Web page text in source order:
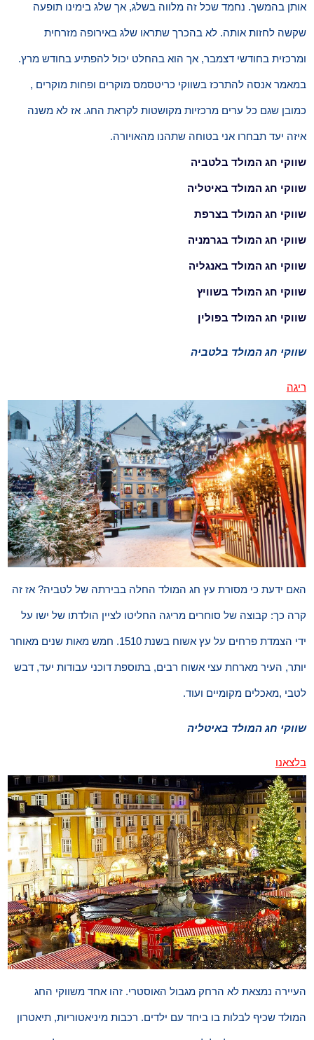
אותן בהמשך. נחמד שכל זה מלווה בשלג, אך שלג בימינו תופעה
שקשה לחזות אותה. לא בהכרך שתראו שלג באירופה מזרחית
ומרכזית בחודשי דצמבר, אך הוא בהחלט יכול להפתיע בחודש מרץ.
במאמר אנסה להתרכז בשווקי כריטסמס מוקרים ופחות מוקרים ,
כמובן שגם כל ערים מרכזיות מקושטות לקראת החג. אז לא משנה
איזה יעד תבחרו אני בטוחה שתהנו מהאויורה.
שווקי חג המולד בלטביה
שווקי חג המולד באיטליה
שווקי חג המולד בצרפת
שווקי חג המולד בגרמניה
שווקי חג המולד באנגליה
שווקי חג המולד בשוויץ
שווקי חג המולד בפולין
שווקי חג המולד בלטביה
ריגה
האם ידעת כי מסורת עץ חג המולד החלה בבירתה של לטביה? אז זה
קרה כך: קבוצה של סוחרים מריגה החליטו לציין הולדתו של ישו על
ידי הצמדת פרחים על עץ אשוח בשנת 1510. חמש מאות שנים מאוחר
יותר, העיר מארחת עצי אשוח רבים, בתוספת דוכני עבודות יעד, דבש
לטבי ,מאכלים מקומיים ועוד.
שווקי חג המולד באיטליה
בלצאנו
העיירה נמצאת לא הרחק מגבול האוסטרי. זהו אחד משווקי החג
המולד שכיף לבלות בו ביחד עם ילדים. רכבות מיניאטוריות, תיאטרון